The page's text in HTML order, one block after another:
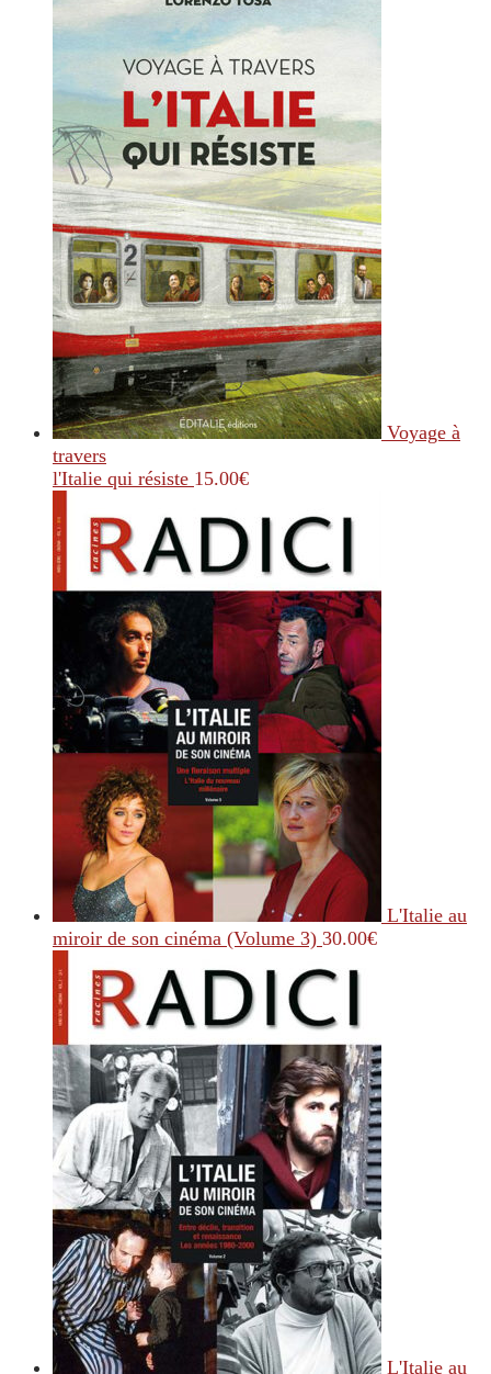
Voyage à
travers
l'Italie qui résiste 15.00€
L'Italie au
miroir de son cinéma (Volume 3) 30.00€
L'Italie au